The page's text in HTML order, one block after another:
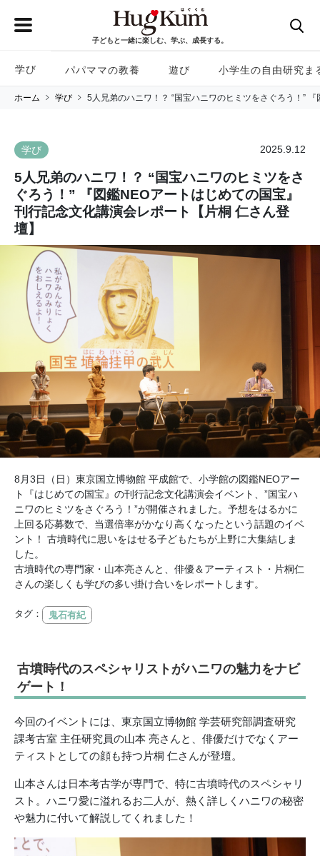
子どもと一緒に楽しむ、学ぶ、成長する。
学び パパママの教養 遊び 小学生の自由研究ま
ホーム 学び 5人兄弟のハニワ！？ “国宝ハニワのヒミツをさぐろう！”
学び 2025.9.12
5人兄弟のハニワ！？ “国宝ハニワのヒミツをさ
ぐろう！” 『図鑑NEOアートはじめての国宝』
刊行記念文化講演会レポート【片桐 仁さん登
壇】
8月3日（日）東京国立博物館 平成館で、小学館の図鑑NEOアー
ト『はじめての国宝』の刊行記念文化講演会イベント、”国宝ハ
ニワのヒミツをさぐろう！”が開催されました。予想をはるかに
上回る応募数で、当選倍率がかなり高くなったという話題のイベ
ント！ 古墳時代に思いをはせる子どもたちが上野に大集結しま
した。
古墳時代の専門家・山本亮さんと、俳優＆アーティスト・片桐仁
さんの楽しくも学びの多い掛け合いをレポートします。
タグ： 鬼石有紀
古墳時代のスペシャリストがハニワの魅力をナビ
ゲート！
今回のイベントには、東京国立博物館 学芸研究部調査研究
課考古室 主任研究員の山本 亮さんと、俳優だけでなくアー
ティストとしての顔も持つ片桐 仁さんが登壇。
山本さんは日本考古学が専門で、特に古墳時代のスペシャリ
スト。ハニワ愛に溢れるお二人が、熱く詳しくハニワの秘密
や魅力に付いて解説してくれました！